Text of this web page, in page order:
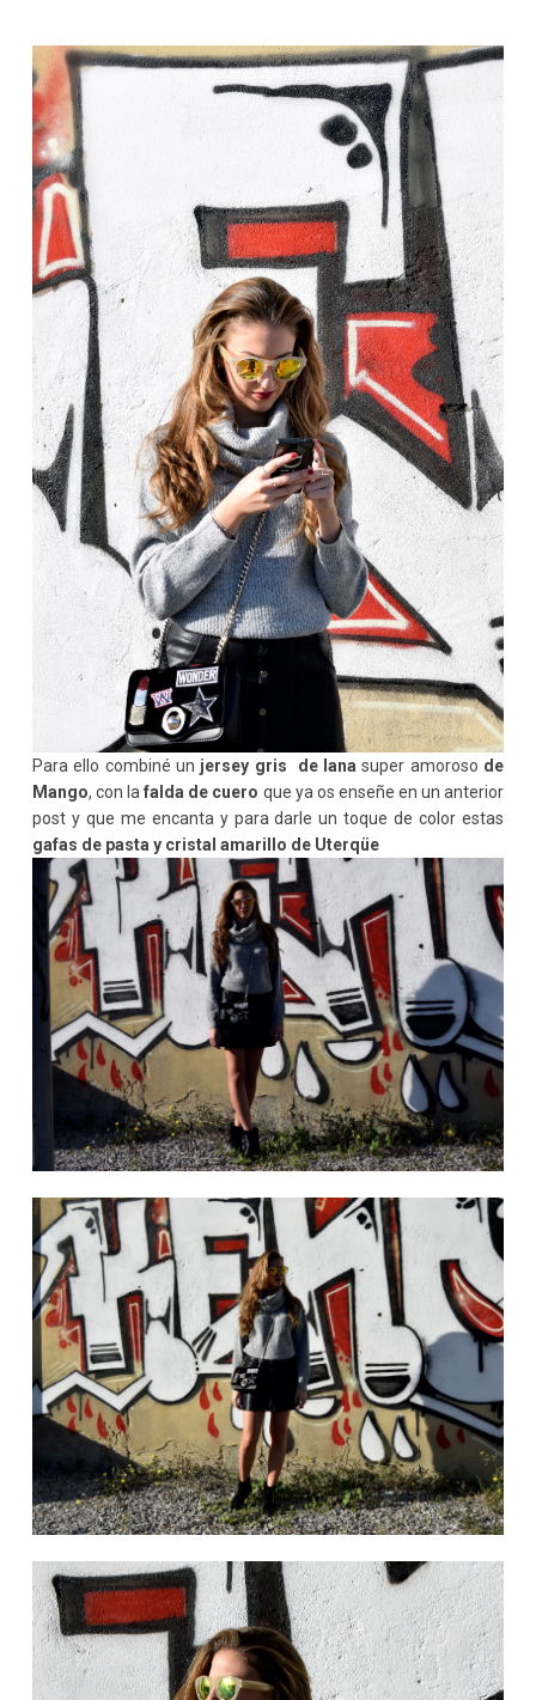
Para ello combiné un jersey gris de lanasuper amoroso de
Mango, con lafalda de cuero que ya os enseñe en un anterior
post y que me encanta y para darle un toque de color estas
gafas de pasta y cristal amarillo de Uterqüe